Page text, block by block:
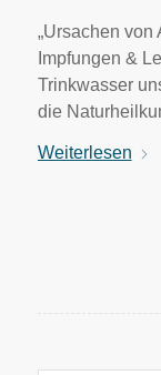
„Ursachen
Impfungen &
Trinkwasser
die
Weiterlesen